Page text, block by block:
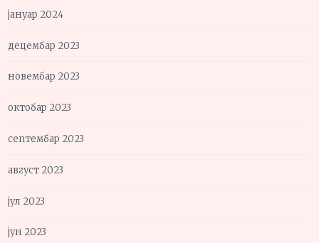
јануар 2024
децембар 2023
новембар 2023
октобар 2023
септембар 2023
август 2023
јул 2023
јун 2023